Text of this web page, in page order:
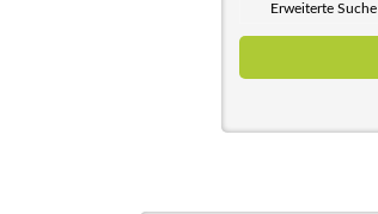
Erweiterte Suche